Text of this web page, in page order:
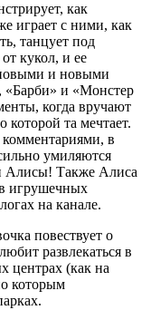
как
играет с ними, как
танцует под
кукол, и ее
новыми и новыми
«Барби» и «Монстер
когда вручают
та мечтает.
в
умиляются
Алисы! Также Алиса
игрушечных
на канале.
повествует о
развлекаться в
центрах (как на
которым